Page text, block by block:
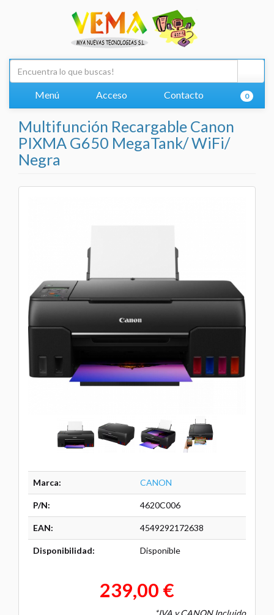
Menú Acceso Contacto 0
Multifunción Recargable Canon
PIXMA G650 MegaTank/ WiFi/
Negra
Marca: CANON
P/N: 4620C006
EAN: 4549292172638
Disponibilidad: Disponible
239,00 €
*IVA y CANON Incluido